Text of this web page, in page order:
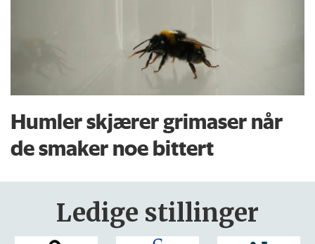
Humler skjærer grimaser når
de smaker noe bittert
Ledige stillinger